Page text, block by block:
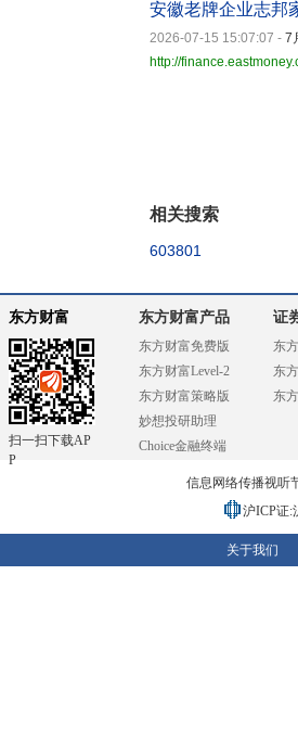
安徽老牌企业志邦
2026-07-15 15:07:07 - 7
http://
相关搜索
603801
东方财富
扫一扫下载AP
P
东方财富产品
东方财富免费版
东方财富Level-2
东方财富策略版
妙想投研助理
Choice金融终端
证
东
东
东
信息网络传播视听
沪ICP证:
关于我们